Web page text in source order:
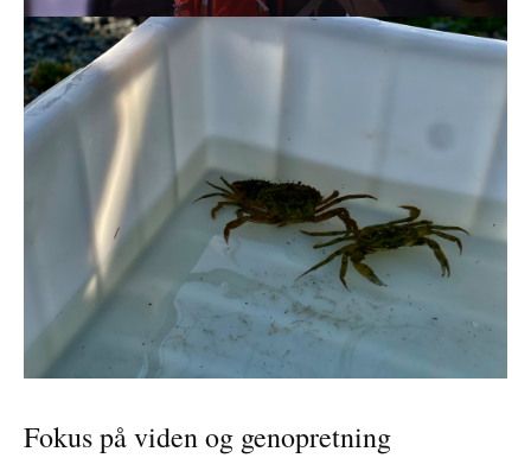
Fokus på viden og genopretning